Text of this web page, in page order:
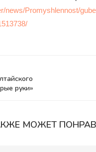
news/Promyshlennost/
руки»
МОЖЕТ